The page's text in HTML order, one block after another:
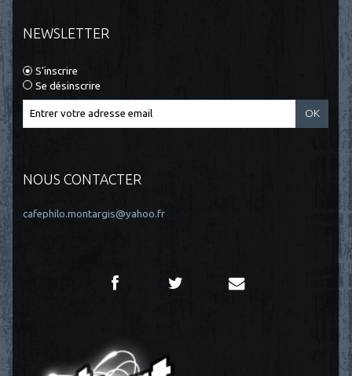
NEWSLETTER
S'inscrire
Se désinscrire
NOUS CONTACTER
cafephilo.montargis@yahoo.fr